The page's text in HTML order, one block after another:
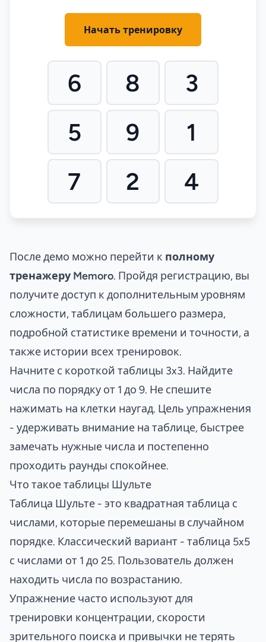
Начать тренировку
6 8 3
5 9 1
7 2 4
После демо можно перейти к полному
тренажеру Memoro . Пройдя регистрацию, вы
получите доступ к дополнительным уровням
сложности, таблицам большего размера,
подробной статистике времени и точности, а
также истории всех тренировок.
Начните с короткой таблицы 3x3. Найдите
числа по порядку от 1 до 9. Не спешите
нажимать на клетки наугад. Цель упражнения
- удерживать внимание на таблице, быстрее
замечать нужные числа и постепенно
проходить раунды спокойнее.
Что такое таблицы Шульте
Таблица Шульте - это квадратная таблица с
числами, которые перемешаны в случайном
порядке. Классический вариант - таблица 5x5
с числами от 1 до 25. Пользователь должен
находить числа по возрастанию.
Упражнение часто используют для
тренировки концентрации, скорости
зрительного поиска и привычки не терять